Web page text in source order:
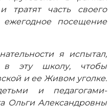
тратят часть своего
посещение
я испытал,
в эту школу, чтобы
и ее Живом уголке.
и педагогами-
Ольги Александровны